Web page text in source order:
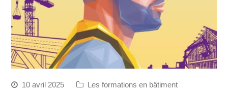
10 avril 2025
Les formations en bâtiment